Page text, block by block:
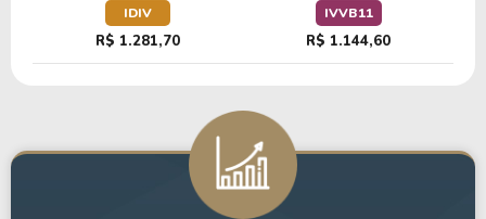
IDIV
R$ 1.281,70
IVVB11
R$ 1.144,60